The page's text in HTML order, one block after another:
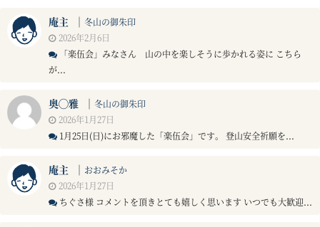
庵主 ｜ 冬山の御朱印
2026年2月6日
「楽伍会」みなさん 山の中を楽しそうに歩かれる姿に こちら
が...
奥◯雅 ｜ 冬山の御朱印
2026年1月27日
1月25日(日)にお邪魔した「楽伍会」です。 登山安全祈願を...
庵主 ｜ おおみそか
2026年1月27日
ちぐさ様 コメントを頂きとても嬉しく思います いつでも大歓迎...